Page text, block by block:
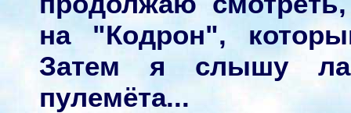
на "Кодрон",
Затем я слышу
пулемёта...